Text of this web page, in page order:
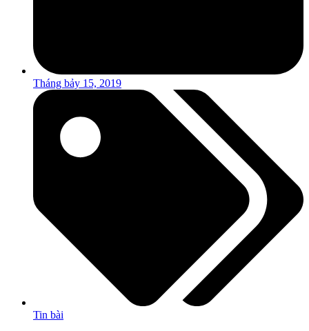
Tháng bảy 15, 2019
Tin bài